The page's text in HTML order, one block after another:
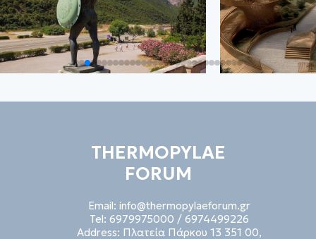
THERMOPYLAE
FORUM
Email: info@thermopylaeforum.gr
Tel: 6979975000 / 6974499226
Address: Πλατεία Πάρκου 13 351 00,